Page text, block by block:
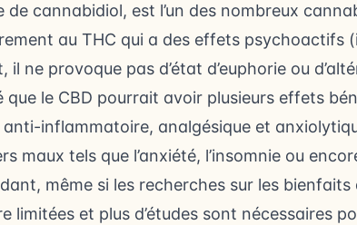
de cannabidiol, est l’un des nombreux
au THC qui a des effets psychoactifs
il ne provoque pas d’état d’euphorie ou
le CBD pourrait avoir plusieurs effets
inflammatoire, analgésique et
maux tels que l’anxiété, l’insomnie ou
même si les recherches sur les
limitées et plus d’études sont nécessaires